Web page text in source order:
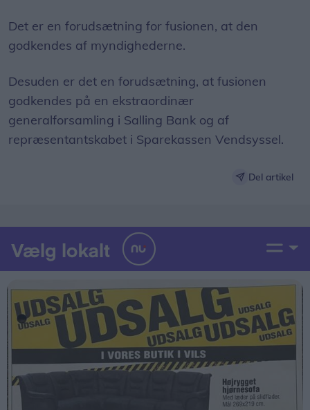
Det er en forudsætning for fusionen, at den
godkendes af myndighederne.
Desuden er det en forudsætning, at fusionen
godkendes på en ekstraordinær
generalforsamling i Salling Bank og af
repræsentantskabet i Sparekassen Vendsyssel.
Del artikel